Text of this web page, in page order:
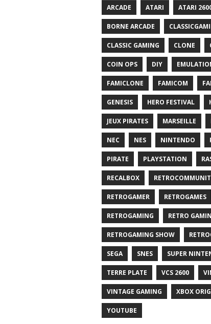
ARCADE ATARI ATARI
BORNE ARCADE
CLASSIC GAMING CLONE
COIN OPS DIY
FAMICLONE FAMICOM
GENESIS HERO FESTIVAL
JEUX PIRATES MARSEILLE
NEC NES NINTENDO
PIRATE PLAYSTATION
RECALBOX
RETROGAMER RETROGAMES
RETROGAMING RETRO
RETROGAMING SHOW
SEGA SNES SUPER
TERRE PLATE VCS 2600
VINTAGE GAMING XBOX
YOUTUBE